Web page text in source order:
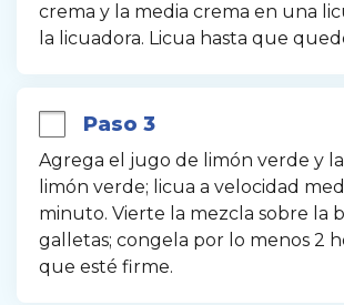
crema y la media crema en una
la licuadora. Licua hasta que
Paso 3
Agrega el jugo de limón verde y la
limón verde; licua a velocidad
minuto. Vierte la mezcla sobre la
galletas; congela por lo menos 2
que esté firme.